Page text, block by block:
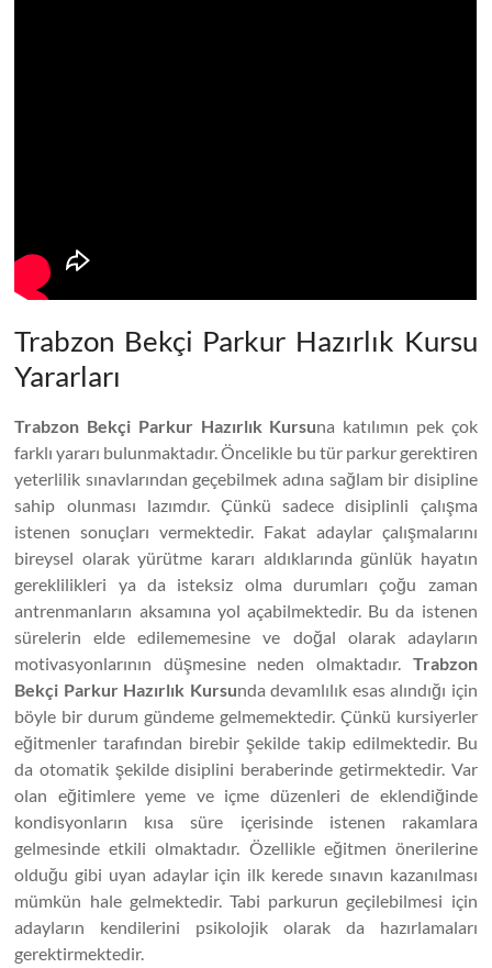
Trabzon Bekçi Parkur Hazırlık Kursu
Yararları
Trabzon Bekçi Parkur Hazırlık Kursuna katılımın pek çok
farklı yararı bulunmaktadır. Öncelikle bu tür parkur gerektiren
yeterlilik sınavlarından geçebilmek adına sağlam bir disipline
sahip olunması lazımdır. Çünkü sadece disiplinli çalışma
istenen sonuçları vermektedir. Fakat adaylar çalışmalarını
bireysel olarak yürütme kararı aldıklarında günlük hayatın
gereklilikleri ya da isteksiz olma durumları çoğu zaman
antrenmanların aksamına yol açabilmektedir. Bu da istenen
sürelerin elde edilememesine ve doğal olarak adayların
motivasyonlarının düşmesine neden olmaktadır. Trabzon
Bekçi Parkur Hazırlık Kursunda devamlılık esas alındığı için
böyle bir durum gündeme gelmemektedir. Çünkü kursiyerler
eğitmenler tarafından birebir şekilde takip edilmektedir. Bu
da otomatik şekilde disiplini beraberinde getirmektedir. Var
olan eğitimlere yeme ve içme düzenleri de eklendiğinde
kondisyonların kısa süre içerisinde istenen rakamlara
gelmesinde etkili olmaktadır. Özellikle eğitmen önerilerine
olduğu gibi uyan adaylar için ilk kerede sınavın kazanılması
mümkün hale gelmektedir. Tabi parkurun geçilebilmesi için
adayların kendilerini psikolojik olarak da hazırlamaları
gerektirmektedir.